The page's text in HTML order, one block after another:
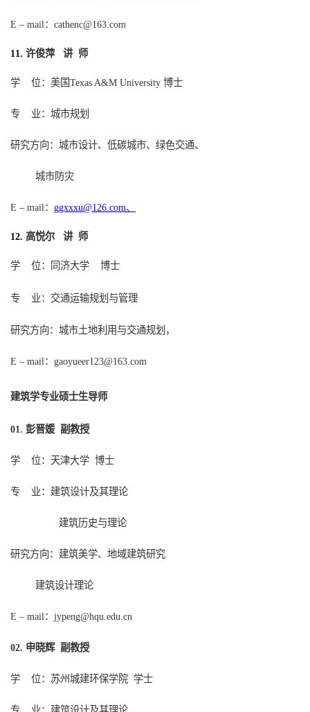
E – mail： cathenc@163.com
11. 许俊萍 讲 师
学 位：美国Texas A&M University 博士
专 业：城市规划
研究方向：城市设计、低碳城市、绿色交通、
城市防灾
E – mail： ggxxxu@126.com、
12. 高悦尔 讲 师
学 位：同济大学 博士
专 业： 交通运输规划与管理
研究方向：城市土地利用与交通规划，
E – mail： gaoyueer123@163.com
建筑学专业硕士生导师
01. 彭晋媛 副教授
学 位：天津大学 博士
专 业：建筑设计及其理论
建筑历史与理论
研究方向：建筑美学、地域建筑研究
建筑设计理论
E – mail： jypeng@hqu.edu.cn
02. 申晓辉 副教授
学 位：苏州城建环保学院 学士